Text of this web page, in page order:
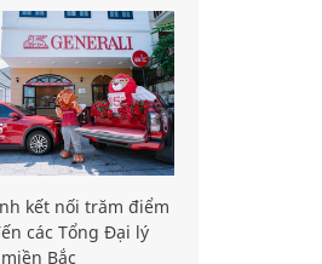
kết nối trăm điểm
các Tổng Đại lý
Bắc